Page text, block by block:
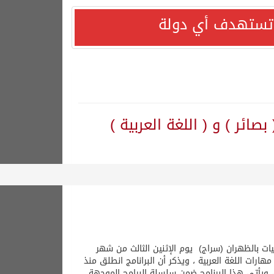
تستهدف أي دولة
) و ( اللغة العربية )
بالظهران (سراج) يوم الإثنين الثالث من شهر
اللغة العربية ، ويذكر أن البرانامج انطلق منذ